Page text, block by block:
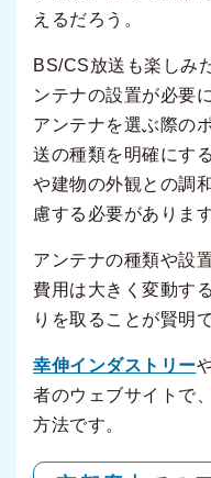
えるだろう。
BS/CS放送も楽しみ
ンテナの設置が必要
アンテナを選ぶ際の
送の種類を明確にす
や建物の外観との調
慮する必要があります
アンテナの種類や設
費用は大きく変動す
りを取ることが賢明で
幸伸インダストリー
者のウェブサイトで
方法です。